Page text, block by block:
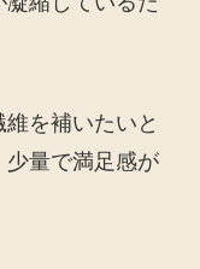
を補いたいと
少量で満足感が